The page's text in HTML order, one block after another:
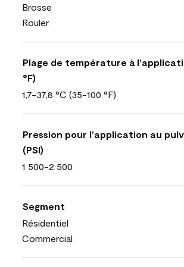
Brosse
Rouler
Plage de température à
°F)
1,7-37,8 °C (35-100 °F)
Pression pour l’application au
(PSI)
1 500-2 500
Segment
Résidentiel
Commercial